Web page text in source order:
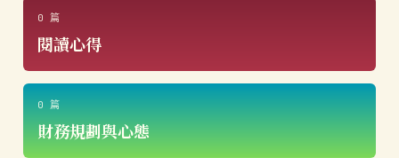
0 篇
閱讀心得
0 篇
財務規劃與心態